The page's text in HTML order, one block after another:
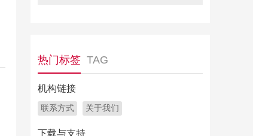
热门标签 TAG
机构链接
联系方式 关于我们
下载与支持